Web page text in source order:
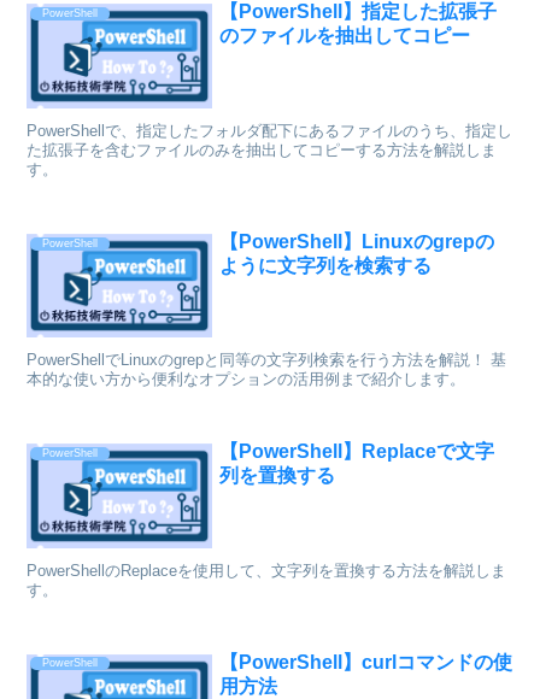
PowerShell
【PowerShell】指定した拡張子
のファイルを抽出してコピー
PowerShellで、指定したフォルダ配下にあるファイルのうち、指定し
た拡張子を含むファイルのみを抽出してコピーする方法を解説しま
す。
PowerShell
【PowerShell】Linuxのgrepの
ように文字列を検索する
PowerShellでLinuxのgrepと同等の文字列検索を行う方法を解説！ 基
本的な使い方から便利なオプションの活用例まで紹介します。
PowerShell
【PowerShell】Replaceで文字
列を置換する
PowerShellのReplaceを使用して、文字列を置換する方法を解説しま
す。
PowerShell
【PowerShell】curlコマンドの使
用方法